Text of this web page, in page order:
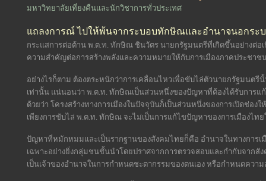
มหาวิทยาลัยเที่ยงคืนและนักวิชาการทั่วประเทศ
แถลงการณ์ ไปให้พ้นจากระบอบทักษิณและอำนาจนอกระ
กระแสการต่อต้าน พ.ต.ท. ทักษิณ ชินวัตร นายกรัฐมนตรีที่เกิดขึ้นอย่างต่อ
ความสำคัญต่อการสร้างพลังและความหมายให้กับการเมืองภาคประชาช
อย่างไรก็ตาม ต้องตระหนักว่าการเคลื่อนไหวเพื่อขับไล่ตัวนายกรัฐมนตรี
เท่านั้น แน่นอนว่า พ.ต.ท. ทักษิณเป็นส่วนหนึ่งของปัญหาที่ต้องได้รับการแ
ด้วยว่า โครงสร้างทางการเมืองในปัจจุบันก็เป็นส่วนหนึ่งของการเปิดช่อ
เพียงการขับไล่ พ.ต.ท. ทักษิณ จะไม่เป็นการแก้ไขปัญหาของการเมืองไท
ปัญหาที่หมักหมมและเป็นรากฐานของสังคมไทยก็คือ อำนาจในทางการเ
เฉพาะอย่างยิ่งกลุ่มชนชั้นนำโดยปราศจากการตรวจสอบและกำกับจาก
เป็นเจ้าของอำนาจในการกำหนดชะตากรรมของตนเอง หรือกำหนดคว